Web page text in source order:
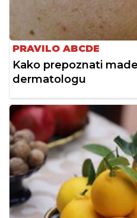
PRAVILO ABCDE
Kako prepoznati
dermatologu